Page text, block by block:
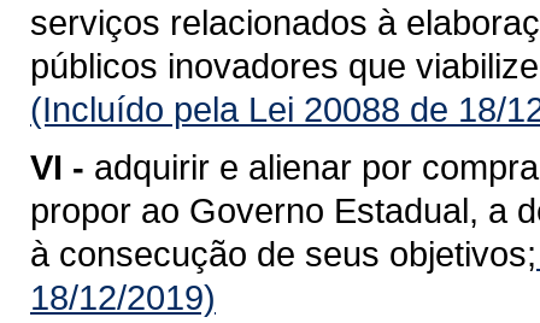
serviços relacionados à
públicos inovadores que
(Incluído pela Lei 20088 de 18/
VI - adquirir e alienar por
propor ao Governo Estadual, a
à consecução de seus objetivos;
18/12/2019)